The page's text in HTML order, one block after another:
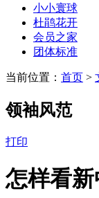
小小寰球
杜鹃花开
会员之家
团体标准
当前位置： 首页 >
领袖风范
打印
怎样看